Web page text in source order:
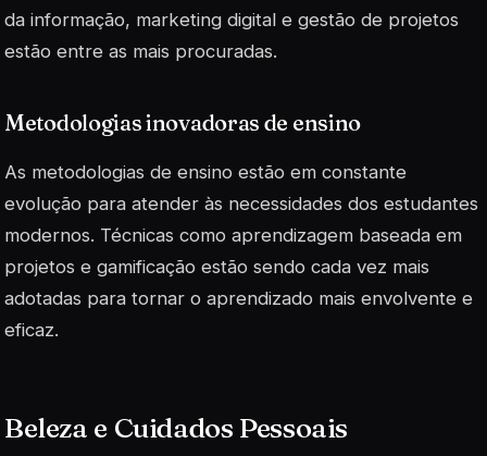
da informação, marketing digital e gestão de projetos
estão entre as mais procuradas.
Metodologias inovadoras de ensino
As metodologias de ensino estão em constante
evolução para atender às necessidades dos estudantes
modernos. Técnicas como aprendizagem baseada em
projetos e gamificação estão sendo cada vez mais
adotadas para tornar o aprendizado mais envolvente e
eficaz.
Beleza e Cuidados Pessoais